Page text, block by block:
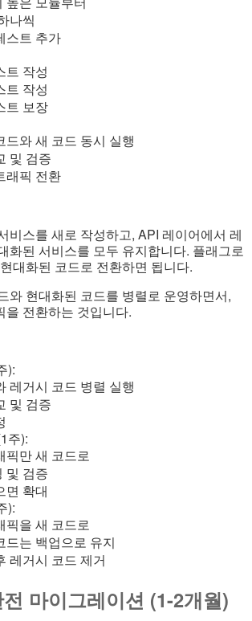
나씩
스트 추가
트 작성
트 작성
트 보장
드와 새 코드 동시 실행
및 검증
래픽 전환
비스를 새로 작성하고, API 레이어에서 레
화된 서비스를 모두 유지합니다. 플래그로
대화된 코드로 전환하면 됩니다.
와 현대화된 코드를 병렬로 운영하면서,
을 전환하는 것입니다.
):
레거시 코드 병렬 실행
및 검증
주):
픽만 새 코드로
및 검증
면 확대
):
픽을 새 코드로
드는 백업으로 유지
레거시 코드 제거
마이그레이션 (1-2개월)